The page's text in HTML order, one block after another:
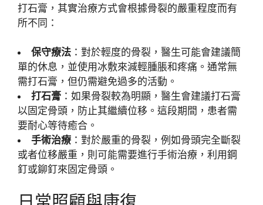
打石膏，其實治療方式會根據骨裂的嚴重程度而有
所不同：
保守療法 ：對於輕度的骨裂，醫生可能會建議簡
單的休息，並使用冰敷來減輕腫脹和疼痛。通常無
需打石膏，但仍需避免過多的活動。
打石膏 ：如果骨裂較為明顯，醫生會建議打石膏
以固定骨頭，防止其繼續位移。這段期間，患者需
要耐心等待癒合。
手術治療：對於嚴重的骨裂，例如骨頭完全斷裂
或者位移嚴重，則可能需要進行手術治療，利用鋼
釘或鉚釘來固定骨頭。